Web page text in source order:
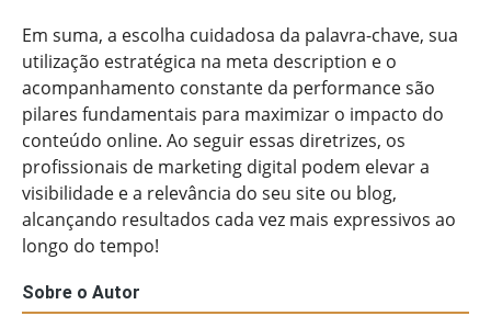
Em suma, a escolha cuidadosa da palavra-chave, sua
utilização estratégica na meta description e o
acompanhamento constante da performance são
pilares fundamentais para maximizar o impacto do
conteúdo online. Ao seguir essas diretrizes, os
profissionais de marketing digital podem elevar a
visibilidade e a relevância do seu site ou blog,
alcançando resultados cada vez mais expressivos ao
longo do tempo!
Sobre o Autor